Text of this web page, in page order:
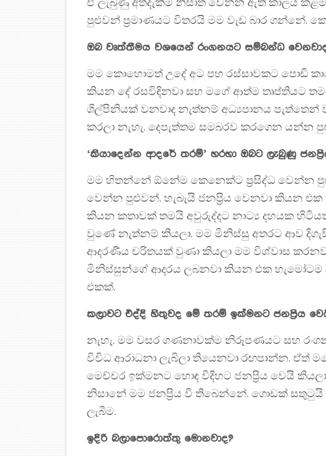
පුළුවන් ප්‍රමාණයට විතරයි මම වැඩ බාර ගන්නේ.
ඔබ වෘත්තීමය වශයෙන් රංගනයට සම්බන්ධ
මම කොහොමත් උදේ අට පහ රස්සාවකට පොඩි
කියන දේ රසවිඳිනවා සහ මගේ ආත්ම තෘප්තියට
ශිල්පිනියක් වනවාද නැත්නම් අධ්‍යපානය
කරලා නැහැ. දෙපැත්තම සමබරව කරගෙන යන්න
‘කියාදෙන්න ආදරේ තරම්’ හරහා ඔබට ලැබුණු
මම හිතන්නේ ඕනේම කෙනෙක්ට ප්‍රසිද්ධ වෙන්න
වෙන්න පුළුවන්. හැබැයි ජනප්‍රිය වෙනවා කියන
කියන කතාවක් තමයි අවුරුද්දට නාට්‍ය දහයක
වුණේ නැත්නම් කියලා. මම මිනිස්සු අතරට ආව
ආදරණීය චරිතයක් වුණා කියලා මම විශ්වාස
මිනිස්සුන්ගේ ආදරය ලබනවා කියන එක හැමෝටම
එකක්.
කලාවට එද්දි හිතුවද මේ තරම් ඉක්මනට ජනප්‍රිය
නැහැ. මම වසර ගණනාවක්ම නිරූපණයට සහ
විවිධ ආරාධනා ලැබිලා තියෙනවා රඟපාන්න. ඒත්
මෙච්චර ඉක්මනට හොඳ විදිහට ජනප්‍රිය වෙයි
නිසානේ මම ජනප්‍රිය වී තිබෙන්නේ. ගොඩක්
ලැබීම.
ඉදිරි බලාපොරොත්තු මොනවාද?